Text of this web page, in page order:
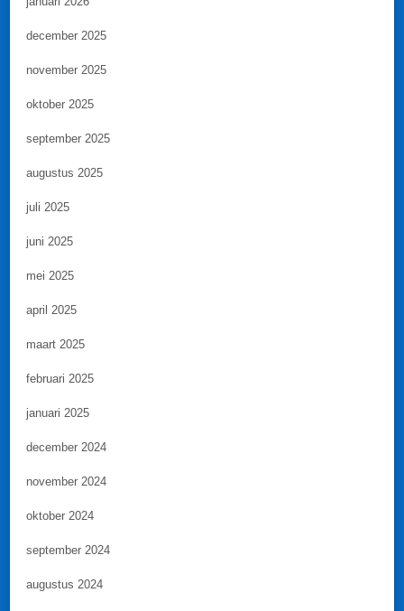
december 2025
november 2025
oktober 2025
september 2025
augustus 2025
juli 2025
juni 2025
mei 2025
april 2025
maart 2025
februari 2025
januari 2025
december 2024
november 2024
oktober 2024
september 2024
augustus 2024